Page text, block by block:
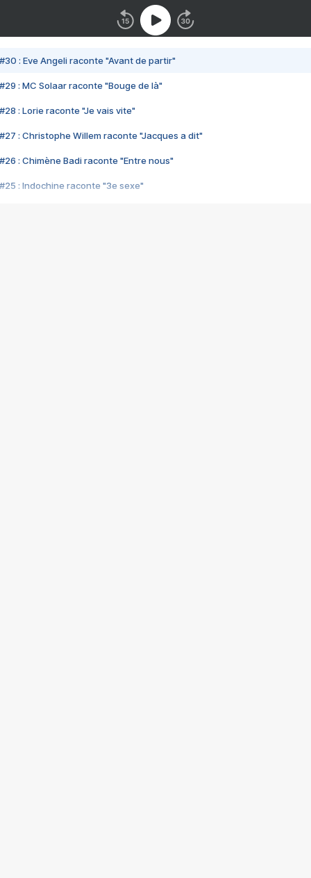
#30 : Eve Angeli raconte "Avant de partir"
#29 : MC Solaar raconte "Bouge de là"
#28 : Lorie raconte "Je vais vite"
#27 : Christophe Willem raconte "Jacques a dit"
#26 : Chimène Badi raconte "Entre nous"
#25 : Indochine raconte "3e sexe"